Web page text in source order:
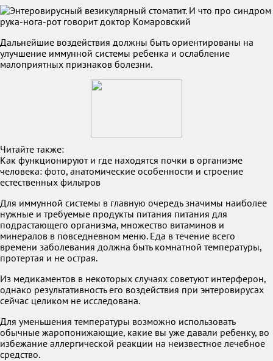
Дальнейшие воздействия должны быть ориентированы на
улучшение иммунной системы ребенка и ослабление
малоприятных признаков болезни.
Читайте также:
Как функционируют и где находятся почки в организме
человека: фото, анатомические особенности и строение
естественных фильтров
Для иммунной системы в главную очередь значимы наиболее
нужные и требуемые продукты питания питания для
подрастающего организма, множество витаминов и
минералов в повседневном меню. Еда в течение всего
времени заболевания должна быть комнатной температуры,
протертая и не острая.
Из медикаментов в некоторых случаях советуют интерферон,
однако результативность его воздействия при энтеровирусах
сейчас целиком не исследована.
Для уменьшения температуры возможно использовать
обычные жаропонижающие, какие вы уже давали ребенку, во
избежание аллергической реакции на неизвестное лечебное
средство.